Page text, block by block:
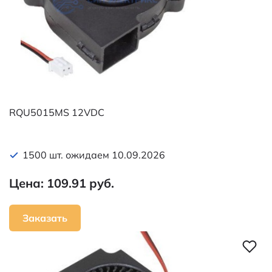
RQU5015MS 12VDC
1500 шт. ожидаем 10.09.2026
Цена: 109.91 руб.
Заказать